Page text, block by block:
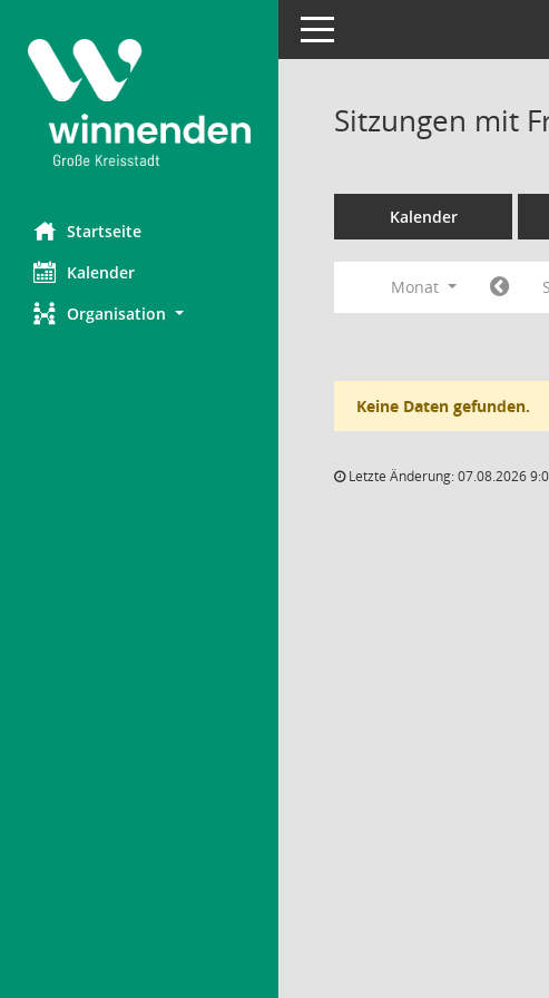
Startseite
Kalender
Organisation
Toggle navigation
Sitzungen mit
Kalender
Monat
Keine Daten gefunden.
Letzte Änderung: 07.08.2026